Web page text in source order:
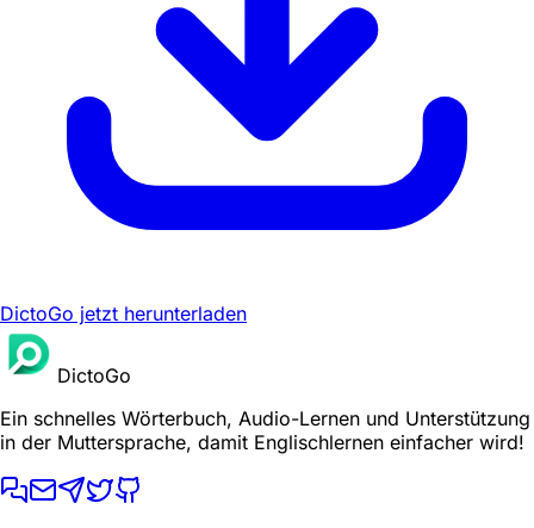
DictoGo jetzt herunterladen
DictoGo
Ein schnelles Wörterbuch, Audio-Lernen und Unterstützung
in der Muttersprache, damit Englischlernen einfacher wird!